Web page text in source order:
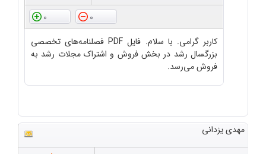
0
0
کاربر گرامی. با سلام. فایل PDF فصلنامه‌های تخصصی
بزرگسال رشد در بخش فروش و اشتراک مجلات رشد به
فروش می‌رسد.
مهدی یزدانی